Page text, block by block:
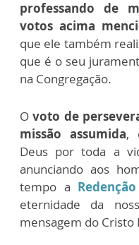
professando de
votos acima
que ele também
que é o seu
na Congregação.
Ovoto de
missão assumida,
Deus por toda a
anunciando aos
tempo a
eternidade da
mensagem do Cristo